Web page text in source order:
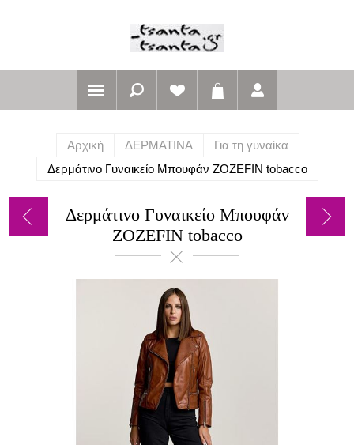
Αρχική ΔΕΡΜΑΤΙΝΑ
Για τη γυναίκα
Δερμάτινο Γυναικείο Μπουφάν ZOZEFIN tobacco
Δερμάτινο Γυναικείο Μπουφάν
ZOZEFIN tobacco